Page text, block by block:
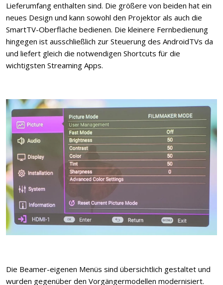
Lieferumfang enthalten sind. Die größere von beiden hat ein
neues Design und kann sowohl den Projektor als auch die
SmartTV-Oberfläche bedienen. Die kleinere Fernbedienung
hingegen ist ausschließlich zur Steuerung des AndroidTVs da
und liefert gleich die notwendigen Shortcuts für die
wichtigsten Streaming Apps.
Die Beamer-eigenen Menüs sind übersichtlich gestaltet und
wurden gegenüber den Vorgängermodellen modernisiert.